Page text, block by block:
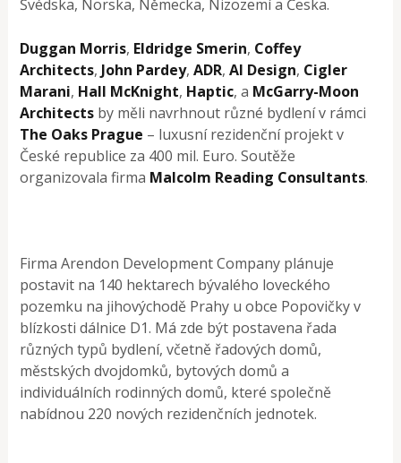
Švédska, Norska, Německa, Nizozemí a Česka.
Duggan Morris, Eldridge Smerin, Coffey
Architects, John Pardey,ADR,AI Design, Cigler
Marani, Hall McKnight, Haptic, a McGarry-Moon
Architects by měli navrhnout různé bydlení v rámci
The Oaks Prague – luxusní rezidenční projekt v
České republice za 400 mil. Euro. Soutěže
organizovala firma Malcolm Reading Consultants.
Firma Arendon Development Company plánuje
postavit na 140 hektarech bývalého loveckého
pozemku na jihovýchodě Prahy u obce Popovičky v
blízkosti dálnice D1. Má zde být postavena řada
různých typů bydlení, včetně řadových domů,
městských dvojdomků, bytových domů a
individuálních rodinných domů, které společně
nabídnou 220 nových rezidenčních jednotek.